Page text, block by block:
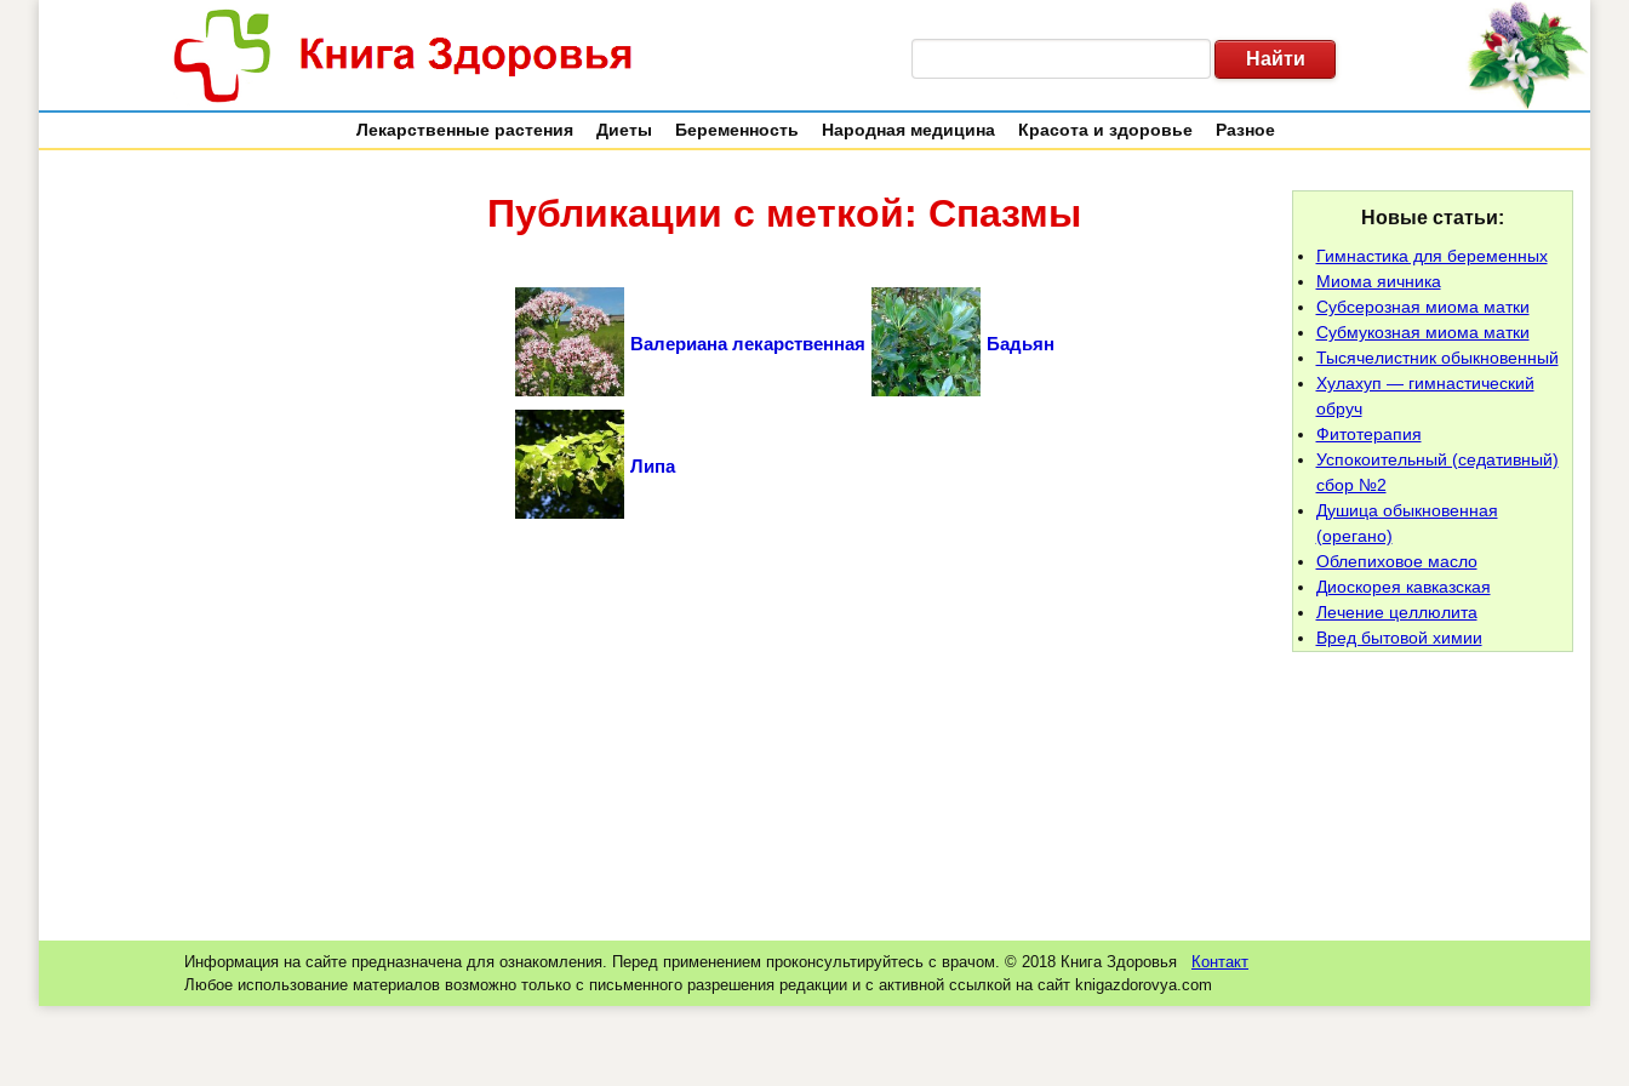
Лекарственные растения Диеты Беременность Народная медицина Красота и здоровье Разное
Публикации с меткой: Спазмы
Валериана лекарственная Бадьян
Липа
Новые статьи:
Гимнастика для беременных
Миома яичника
Субсерозная миома матки
Субмукозная миома матки
Тысячелистник обыкновенный
Хулахуп — гимнастический
обруч
Фитотерапия
Успокоительный (седативный)
сбор №2
Душица обыкновенная
(орегано)
Облепиховое масло
Диоскорея кавказская
Лечение целлюлита
Вред бытовой химии
Информация на сайте предназначена для ознакомления. Перед применением проконсультируйтесь с врачом. © 2018 Книга Здоровья
Контакт
Любое использование материалов возможно только с письменного разрешения редакции и с активной ссылкой на сайт knigazdorovya.com